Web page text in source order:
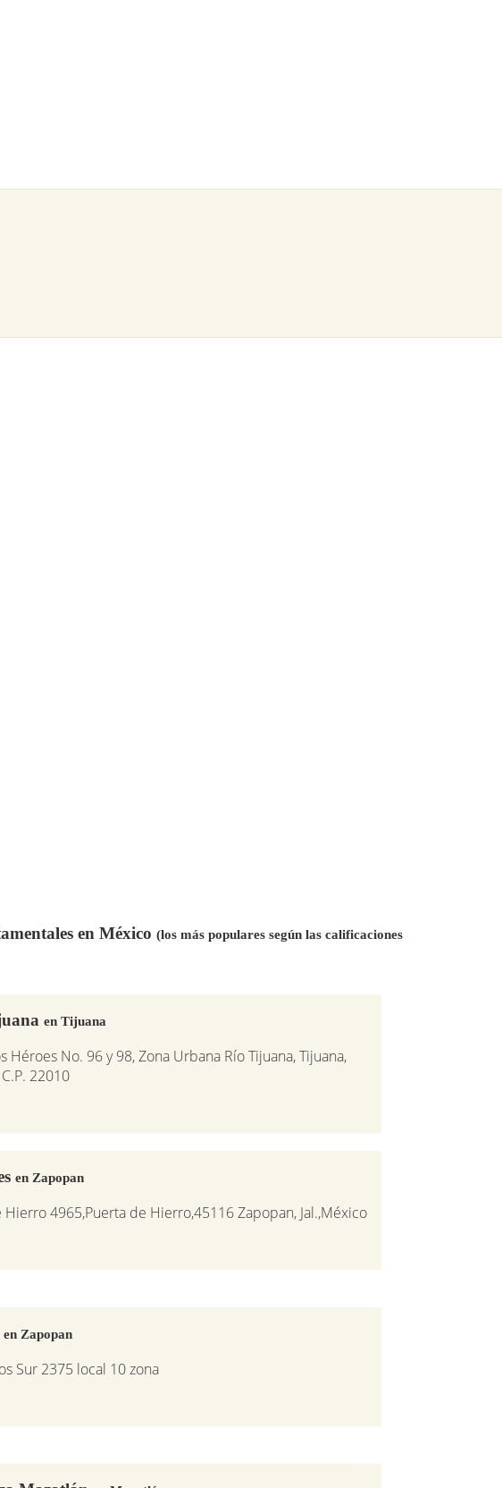
en México (los más populares según las calificaciones
en Tijuana
Héroes No. 96 y 98, Zona Urbana Río Tijuana, Tijuana,
22010
en Zapopan
Hierro 4965,Puerta de Hierro,45116 Zapopan, Jal.,México
en Zapopan
Sur 2375 local 10 zona